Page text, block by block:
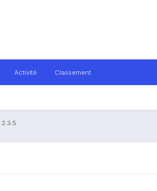
Activité Classement